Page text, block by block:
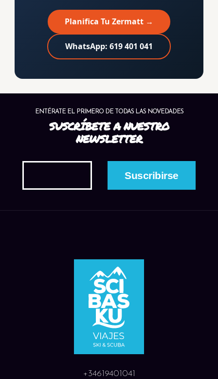
Planifica Tu Zermatt →
WhatsApp: 619 401 041
ENTÉRATE EL PRIMERO DE TODAS LAS NOVEDADES
SUSCRÍBETE A NUESTRO
NEWSLETTER
+34619401041